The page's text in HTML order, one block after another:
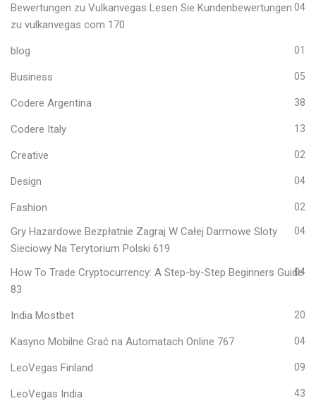
Bewertungen zu Vulkanvegas Lesen Sie Kundenbewertungen
zu vulkanvegas com 170
04
blog 01
Business 05
Codere Argentina 38
Codere Italy 13
Creative 02
Design 04
Fashion 02
Gry Hazardowe Bezpłatnie Zagraj W Całej Darmowe Sloty
Sieciowy Na Terytorium Polski 619
04
How To Trade Cryptocurrency: A Step-by-Step Beginners Guide
83
04
India Mostbet 20
Kasyno Mobilne Grać na Automatach Online 767 04
LeoVegas Finland 09
LeoVegas India 43